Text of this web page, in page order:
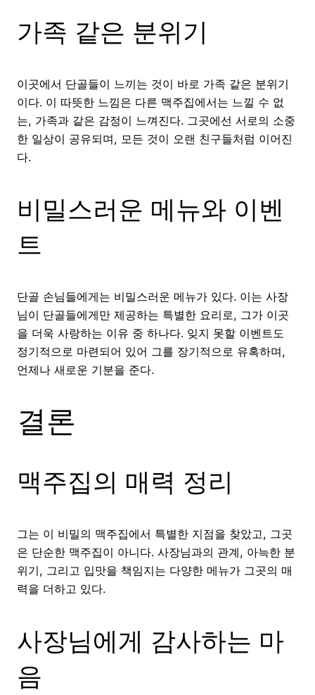
가족 같은 분위기
이곳에서 단골들이 느끼는 것이 바로 가족 같은 분위기
이다. 이 따뜻한 느낌은 다른 맥주집에서는 느낄 수 없
는, 가족과 같은 감정이 느껴진다. 그곳에선 서로의 소중
한 일상이 공유되며, 모든 것이 오랜 친구들처럼 이어진
다.
비밀스러운 메뉴와 이벤
트
단골 손님들에게는 비밀스러운 메뉴가 있다. 이는 사장
님이 단골들에게만 제공하는 특별한 요리로, 그가 이곳
을 더욱 사랑하는 이유 중 하나다. 잊지 못할 이벤트도
정기적으로 마련되어 있어 그를 장기적으로 유혹하며,
언제나 새로운 기분을 준다.
결론
맥주집의 매력 정리
그는 이 비밀의 맥주집에서 특별한 지점을 찾았고, 그곳
은 단순한 맥주집이 아니다. 사장님과의 관계, 아늑한 분
위기, 그리고 입맛을 책임지는 다양한 메뉴가 그곳의 매
력을 더하고 있다.
사장님에게 감사하는 마
음